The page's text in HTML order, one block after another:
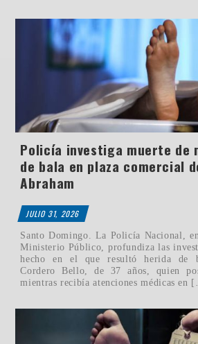
Policía investiga muerte de
de bala en plaza comercial
Abraham
JULIO 31, 2026
Santo Domingo. La Policía Nacional,
Ministerio Público, profundiza las
hecho en el que resultó herida de
Cordero Bello, de 37 años, quien
mientras recibía atenciones médicas en